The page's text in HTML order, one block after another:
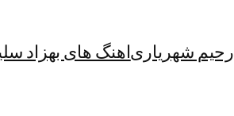
رحیم شهریاریاهنگ های بهزاد